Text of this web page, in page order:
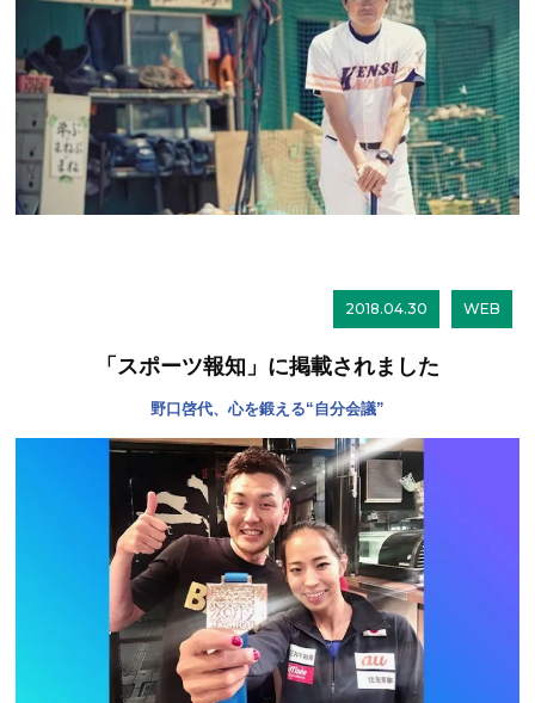
2018.04.30 WEB
「スポーツ報知」に掲載されました
野口啓代、心を鍛える“自分会議”